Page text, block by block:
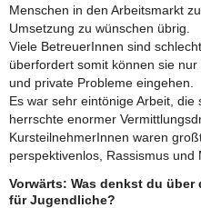
Menschen in den Arbeitsmarkt
Umsetzung zu wünschen übrig.
Viele BetreuerInnen sind
überfordert somit können sie
und private Probleme eingehen.
Es war sehr eintönige Arbeit,
herrschte enormer
KursteilnehmerInnen waren
perspektivenlos, Rassismus und
Vorwärts: Was denkst du
für Jugendliche?